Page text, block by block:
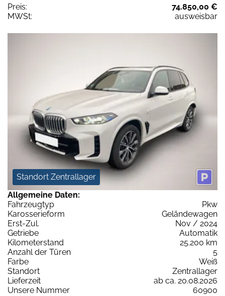
Preis:
74.850,00 €
MWSt:
ausweisbar
Standort Zentrallager
Allgemeine Daten:
Fahrzeugtyp
Pkw
Karosserieform
Geländewagen
Erst-Zul.
Nov / 2024
Getriebe
Automatik
Kilometerstand
25.200 km
Anzahl der Türen
5
Farbe
Weiß
Standort
Zentrallager
Lieferzeit
ab ca. 20.08.2026
Unsere Nummer
60900